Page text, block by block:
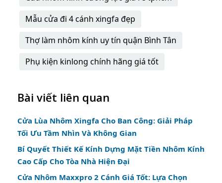
Mẫu cửa đi 4 cánh xingfa đẹp
Thợ làm nhôm kính uy tín quận Bình Tân
Phụ kiện kinlong chính hãng giá tốt
Bài viết liên quan
Cửa Lùa Nhôm Xingfa Cho Ban Công: Giải Pháp
Tối Ưu Tầm Nhìn Và Không Gian
Bí Quyết Thiết Kế Kính Dựng Mặt Tiền Nhôm Kính
Cao Cấp Cho Tòa Nhà Hiện Đại
Cửa Nhôm Maxxpro 2 Cánh Giá Tốt: Lựa Chọn